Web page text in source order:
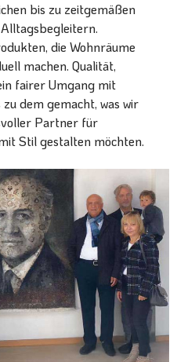
bis zu zeitgemäßen
die Wohnräume
machen. Qualität,
fairer Umgang mit
dem gemacht, was wir
Partner für
Stil gestalten möchten.